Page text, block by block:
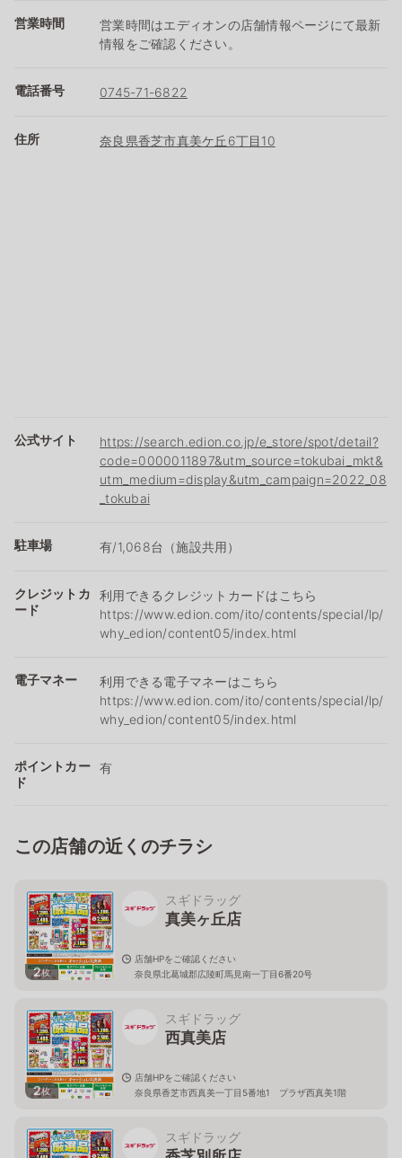
営業時間
営業時間はエディオンの店舗情報ページにて最新
情報をご確認ください。
電話番号 0745-71-6822
住所 奈良県香芝市真美ケ丘6丁目10
公式サイト
https://search.edion.co.jp/e_store/spot/detail?
code=0000011897&utm_source=tokubai_mkt&
utm_medium=display&utm_campaign=2022_08
_tokubai
駐車場 有/1,068台（施設共用）
クレジットカ
ード
利用できるクレジットカードはこちら
https://www.edion.com/ito/contents/special/lp/
why_edion/content05/index.html
電子マネー
利用できる電子マネーはこちら
https://www.edion.com/ito/contents/special/lp/
why_edion/content05/index.html
ポイントカー
ド
有
この店舗の近くのチラシ
2枚
スギドラッグ
真美ヶ丘店
店舗HPをご確認ください
奈良県北葛城郡広陵町馬見南一丁目6番20号
2枚
スギドラッグ
西真美店
店舗HPをご確認ください
奈良県香芝市西真美一丁目5番地1 プラザ西真美1階
スギドラッグ